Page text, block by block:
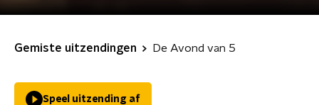
Gemiste uitzendingen De Avond van 5
Speel uitzending af